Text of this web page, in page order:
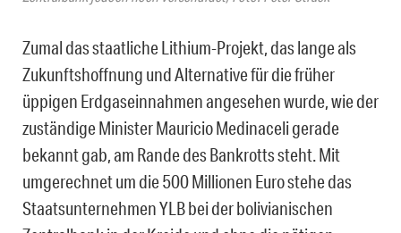
Zumal das staatliche Lithium-Projekt, das lange als
Zukunftshoffnung und Alternative für die früher
üppigen Erdgaseinnahmen angesehen wurde, wie der
zuständige Minister Mauricio Medinaceli gerade
bekannt gab, am Rande des Bankrotts steht. Mit
umgerechnet um die 500 Millionen Euro stehe das
Staatsunternehmen YLB bei der bolivianischen